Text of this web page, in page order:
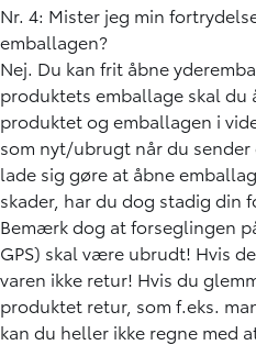
Nr. 4: Mister jeg min
emballagen?
Nej. Du kan frit åbne
produktets emballage skal du
produktet og emballagen i
som nyt/ubrugt når du sender
lade sig gøre at åbne
skader, har du dog stadig din
Bemærk dog at forseglingen
GPS) skal være ubrudt! Hvis
varen ikke retur! Hvis du
produktet retur, som f.eks.
kan du heller ikke regne med